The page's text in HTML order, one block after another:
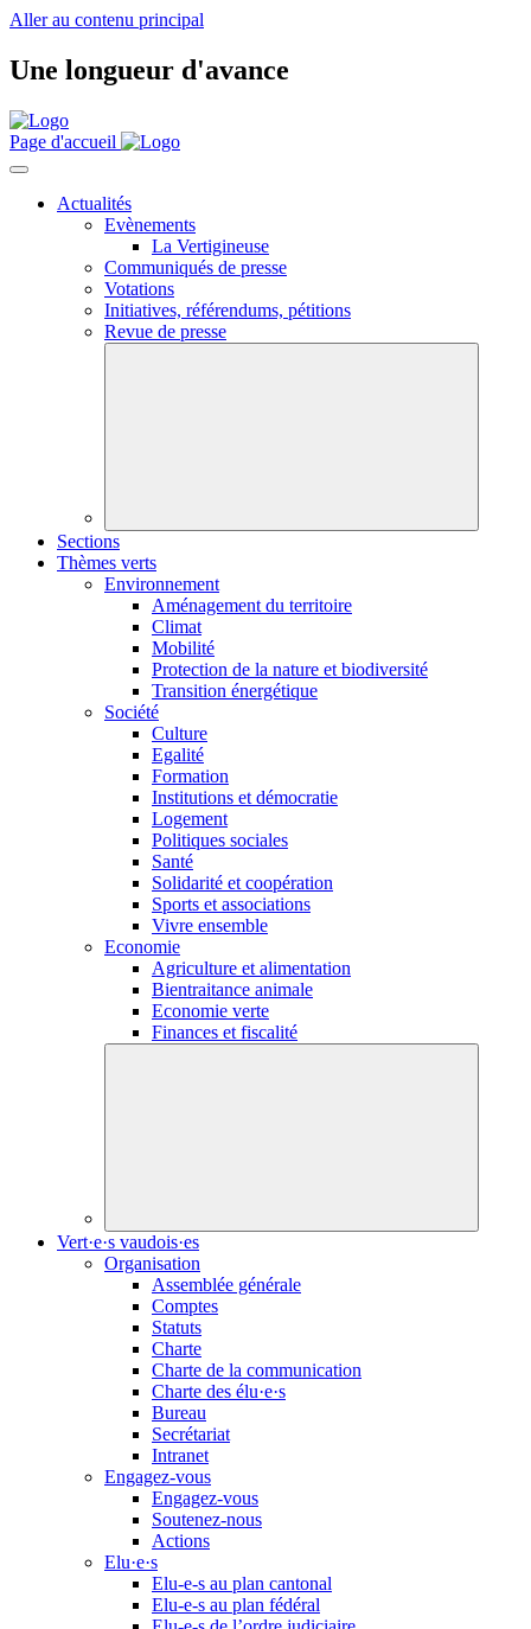
Aller au contenu principal
Une longueur d'avance
Page d'accueil
Actualités
Evènements
La Vertigineuse
Communiqués de presse
Votations
Initiatives, référendums, pétitions
Revue de presse
Sections
Thèmes verts
Environnement
Aménagement du territoire
Climat
Mobilité
Protection de la nature et biodiversité
Transition énergétique
Société
Culture
Egalité
Formation
Institutions et démocratie
Logement
Politiques sociales
Santé
Solidarité et coopération
Sports et associations
Vivre ensemble
Economie
Agriculture et alimentation
Bientraitance animale
Economie verte
Finances et fiscalité
Vert·e·s vaudois·es
Organisation
Assemblée générale
Comptes
Statuts
Charte
Charte de la communication
Charte des élu·e·s
Bureau
Secrétariat
Intranet
Engagez-vous
Engagez-vous
Soutenez-nous
Actions
Elu·e·s
Elu-e-s au plan cantonal
Elu-e-s au plan fédéral